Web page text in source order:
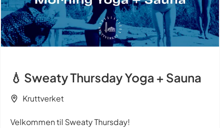
💧 Sweaty Thursday Yoga + Sauna
Kruttverket
Velkommen til Sweaty Thursday!